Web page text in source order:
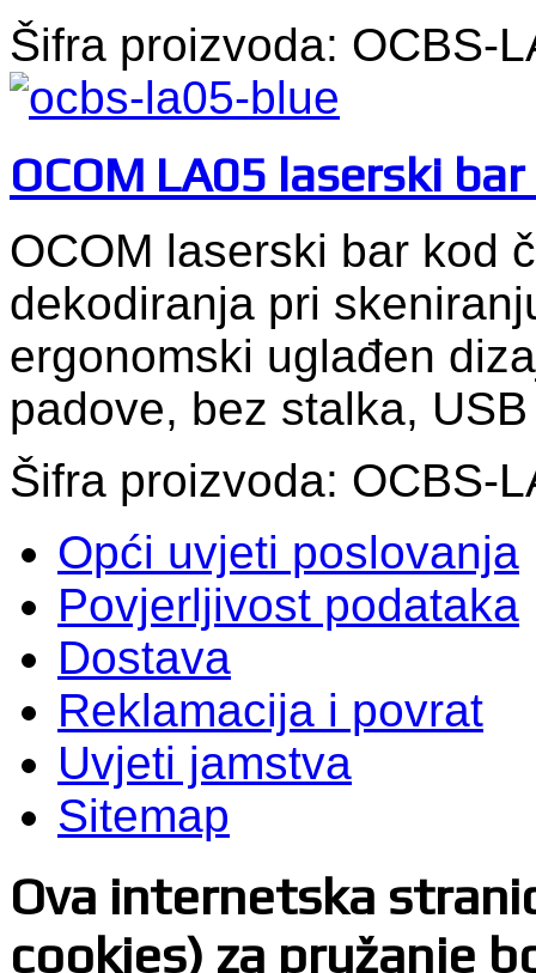
Šifra proizvoda: OCBS-
OCOM LA05 laserski
OCOM laserski bar kod
dekodiranja pri
ergonomski uglađen
padove, bez stalka, USB
Šifra proizvoda: OCBS-
Opći uvjeti poslovanja
Povjerljivost podataka
Dostava
Reklamacija i povrat
Uvjeti jamstva
Sitemap
Ova internetska
cookies) za pružanje